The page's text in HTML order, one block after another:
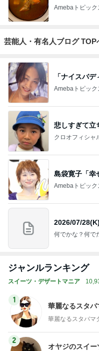
Amebaトピック
芸能人・有名人ブログ TOP
「ナイスバ
Amebaトピック
悲しすぎて立
クロオフィシャ
島袋寛子「幸
Amebaトピック
2026/07/
何でかな？何で
ジャンルランキング
スイーツ・デザートマニア
1
華麗なるスタバ
華麗なるスタバマ
2
オヤジのスイ